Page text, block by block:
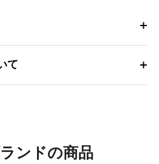
て
ンドの商品